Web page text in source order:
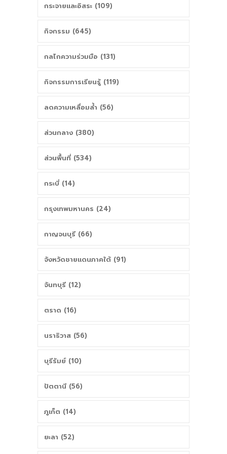
กระจายและอิสระ (109)
กิจกรรม (645)
กลไกความร่วมมือ (131)
กิจกรรมการเรียนรู้ (119)
ลดความเหลื่อมล้ำ (56)
ส่วนกลาง (380)
ส่วนพื้นที่ (534)
กระบี่ (14)
กรุงเทพมหานคร (24)
กาญจนบุรี (66)
จังหวัดชายแดนภาคใต้ (91)
จันทบุรี (12)
ตราด (16)
นราธิวาส (56)
บุรีรัมย์ (10)
ปัตตานี (56)
ภูเก็ต (14)
ยะลา (52)